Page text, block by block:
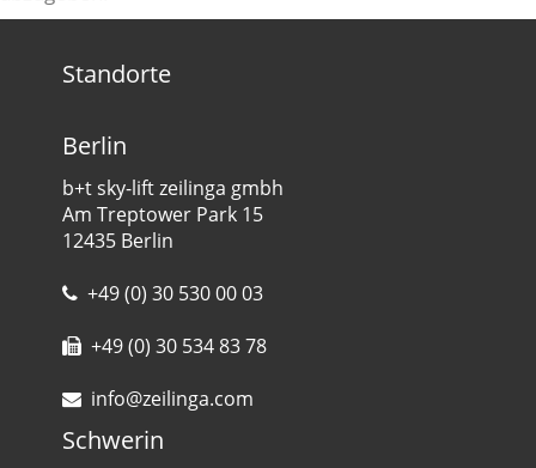
Standorte
Berlin
b+t sky-lift zeilinga gmbh
Am Treptower Park 15
12435 Berlin
+49 (0) 30 530 00 03
+49 (0) 30 534 83 78
info@zeilinga.com
Schwerin